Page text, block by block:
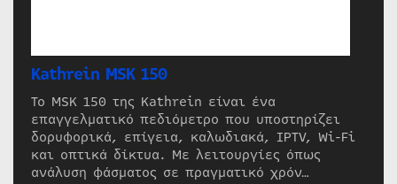
Kathrein MSK 150
Το MSK 150 της Kathrein είναι ένα
επαγγελματικό πεδιόμετρο που υποστηρίζει
δορυφορικά, επίγεια, καλωδιακά, IPTV, Wi-Fi
και οπτικά δίκτυα. Με λειτουργίες όπως
ανάλυση φάσματος σε πραγματικό χρόν…